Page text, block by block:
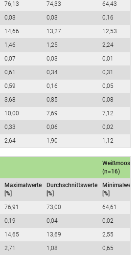
76,13 74,33
64,43
0,03 0,03
0,16
14,66 13,27
12,53
1,46 1,25
2,24
0,07 0,03
0,01
0,61 0,34
0,31
0,59 0,16
0,05
3,68 0,85
0,08
10,00 7,69
7,12
0,33 0,06
0,02
2,64 1,90 1,12
Weißmoos
(n=16)
Maximalwerte
[%]
Durchschnittswerte
[%]
Minimalwerte
[%]
76,91 73,00
64,61
0,19 0,04
0,02
14,65 13,69
2,55
2,71 1,08
0,65